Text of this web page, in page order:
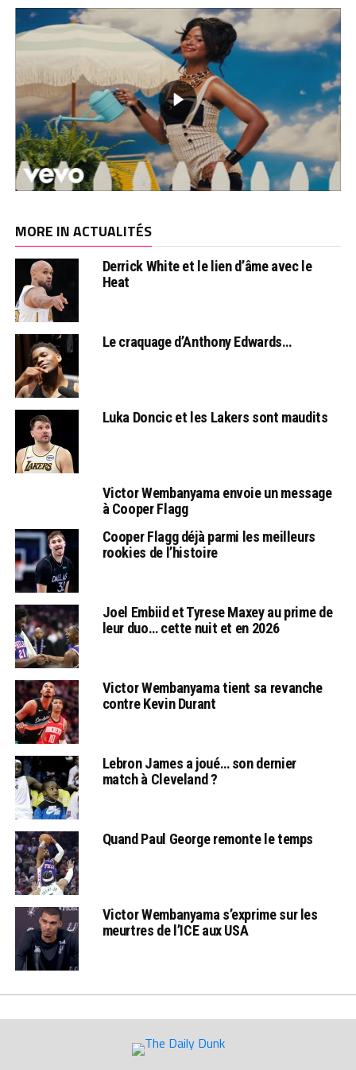
MORE IN ACTUALITÉS
Derrick White et le lien d’âme avec le
Heat
Le craquage d’Anthony Edwards…
Luka Doncic et les Lakers sont maudits
Victor Wembanyama envoie un message
à Cooper Flagg
Cooper Flagg déjà parmi les meilleurs
rookies de l’histoire
Joel Embiid et Tyrese Maxey au prime de
leur duo… cette nuit et en 2026
Victor Wembanyama tient sa revanche
contre Kevin Durant
Lebron James a joué… son dernier
match à Cleveland ?
Quand Paul George remonte le temps
Victor Wembanyama s’exprime sur les
meurtres de l’ICE aux USA